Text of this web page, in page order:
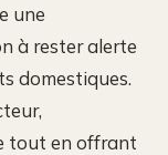
une
à rester alerte
domestiques.
tout en offrant